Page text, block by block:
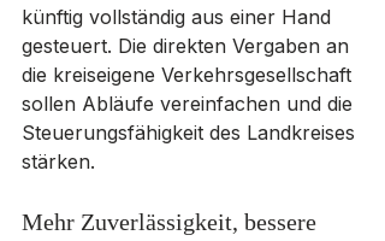
künftig vollständig aus einer Hand
gesteuert. Die direkten Vergaben an
die kreiseigene Verkehrsgesellschaft
sollen Abläufe vereinfachen und die
Steuerungsfähigkeit des Landkreises
stärken.
Mehr Zuverlässigkeit, bessere